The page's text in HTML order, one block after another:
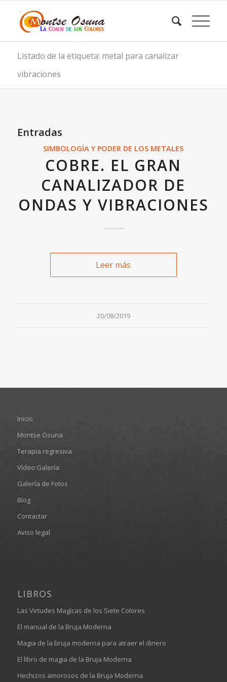
Listado de la etiqueta: metal para canalizar
vibraciones
Entradas
SIMBOLOGÍA Y PODER DE LOS METALES
COBRE. EL GRAN
CANALIZADOR DE
ONDAS Y VIBRACIONES
Leer más
20/08/2019
Inicio
Montse Osuna
Terapia regresiva
Vídeo Galería
Galería de Fotos
Blog
Contactar
Aviso legal
LIBROS
Las Virtudes Magícas de los Siete Colores
El manual de la Bruja Moderna
Magia de la bruja moderna para atraer el dinero
El libro de magia de la Bruja Moderna
Hechizos amorosos de la Bruja Moderna